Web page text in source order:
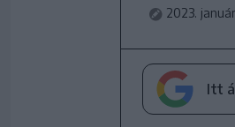
2023.
Itt